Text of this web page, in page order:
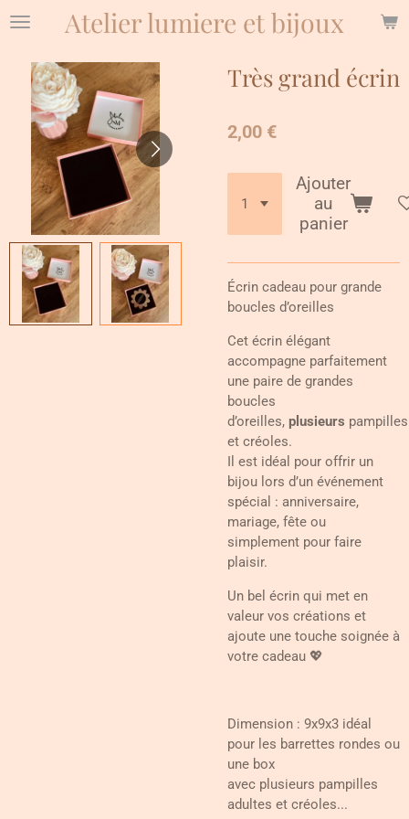
Passer
principal
Atelier lumiere et bijoux
Très grand écrin
2,00 €
Ajouter
au
panier
Écrin cadeau pour grande
boucles d’oreilles
Cet écrin élégant
accompagne parfaitement
une paire de grandes
boucles
d’oreilles, plusieurs pampilles
et créoles.
Il est idéal pour offrir un
bijou lors d’un événement
spécial : anniversaire,
mariage, fête ou
simplement pour faire
plaisir.
Un bel écrin qui met en
valeur vos créations et
ajoute une touche soignée à
votre cadeau 💖
Dimension : 9x9x3 idéal
pour les barrettes rondes ou
une box
avec plusieurs pampilles
adultes et créoles...